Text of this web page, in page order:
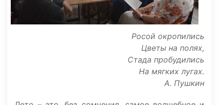
Росой окропились
Цветы на полях,
Стада пробудились
На мягких лугах.
А. Пушкин